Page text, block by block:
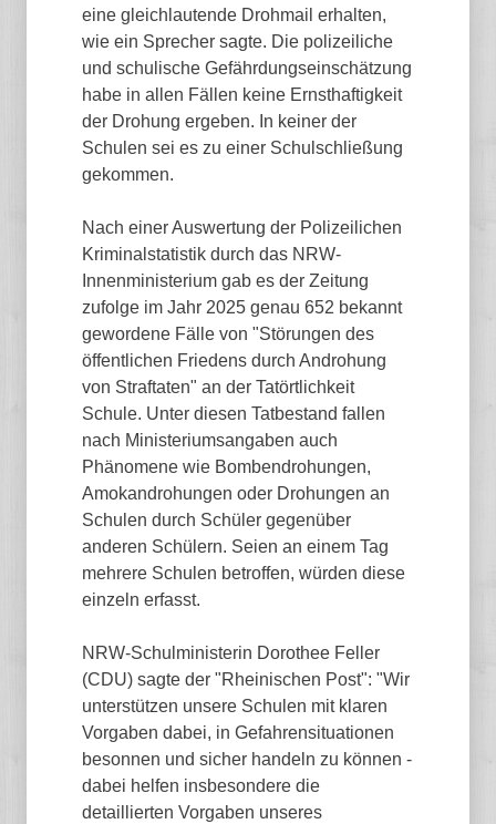
eine gleichlautende Drohmail erhalten,
wie ein Sprecher sagte. Die polizeiliche
und schulische Gefährdungseinschätzung
habe in allen Fällen keine Ernsthaftigkeit
der Drohung ergeben. In keiner der
Schulen sei es zu einer Schulschließung
gekommen.
Nach einer Auswertung der Polizeilichen
Kriminalstatistik durch das NRW-
Innenministerium gab es der Zeitung
zufolge im Jahr 2025 genau 652 bekannt
gewordene Fälle von "Störungen des
öffentlichen Friedens durch Androhung
von Straftaten" an der Tatörtlichkeit
Schule. Unter diesen Tatbestand fallen
nach Ministeriumsangaben auch
Phänomene wie Bombendrohungen,
Amokandrohungen oder Drohungen an
Schulen durch Schüler gegenüber
anderen Schülern. Seien an einem Tag
mehrere Schulen betroffen, würden diese
einzeln erfasst.
NRW-Schulministerin Dorothee Feller
(CDU) sagte der "Rheinischen Post": "Wir
unterstützen unsere Schulen mit klaren
Vorgaben dabei, in Gefahrensituationen
besonnen und sicher handeln zu können -
dabei helfen insbesondere die
detaillierten Vorgaben unseres